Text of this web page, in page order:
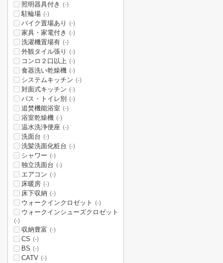
照明器具付き (-)
駐輪場 (-)
バイク置場あり (-)
家具・家電付き (-)
洗濯機置場有 (-)
外観タイル張り (-)
コンロ２口以上 (-)
食器洗い乾燥機 (-)
システムキッチン (-)
対面式キッチン (-)
バス・トイレ別 (-)
追焚機能浴室 (-)
浴室乾燥機 (-)
温水洗浄便座 (-)
洗面台 (-)
洗髪洗面化粧台 (-)
シャワー (-)
独立洗面台 (-)
エアコン (-)
床暖房 (-)
床下収納 (-)
ウォークインクロゼット (-)
ウォークインシューズクロゼット
(-)
収納豊富 (-)
CS (-)
BS (-)
CATV (-)